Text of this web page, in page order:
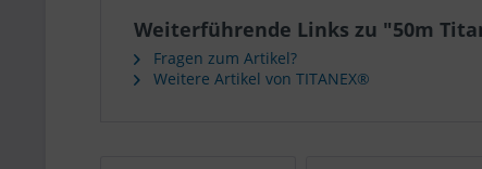
Weiterführende Links zu "50m
Fragen zum Artikel?
Weitere Artikel von TITANEX®